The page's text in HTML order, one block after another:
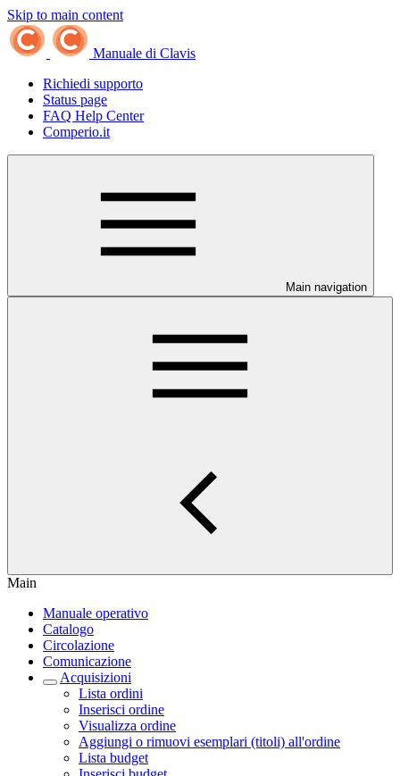
Skip to main content
Manuale di Clavis
Richiedi supporto
Status page
FAQ Help Center
Comperio.it
Main navigation
Main
Manuale operativo
Catalogo
Circolazione
Comunicazione
Acquisizioni
Lista ordini
Inserisci ordine
Visualizza ordine
Aggiungi o rimuovi esemplari (titoli) all'ordine
Lista budget